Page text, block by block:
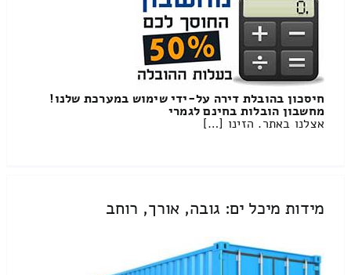
חיסכון בהובלת דירה על-ידי שימוש במערכת שלנו!
מחשבון הובלות בחינם לגמרי
אצלנו באתר. הזינו […]
מידות מיכל ים: גובה, אורך, רוחב